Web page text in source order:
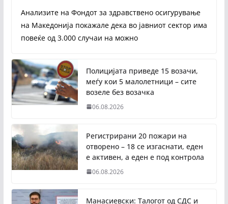
Анализите на Фондот за здравствено осигурување
на Македонија покажале дека во јавниот сектор има
повеќе од 3.000 случаи на можно
Полицијата приведе 15 возачи,
меѓу кои 5 малолетници – сите
возеле без возачка
06.08.2026
Регистрирани 20 пожари на
отворено – 18 се изгаснати, еден
е активен, а еден е под контрола
06.08.2026
Манасиевски: Талогот од СДС и